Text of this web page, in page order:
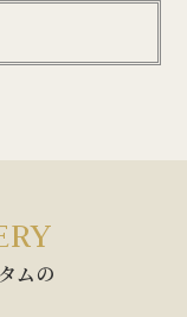
ムの